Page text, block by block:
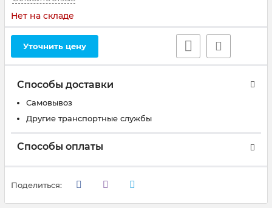
Нет на складе
Уточнить цену
Способы доставки
Самовывоз
Другие транспортные службы
Способы оплаты
Поделиться: